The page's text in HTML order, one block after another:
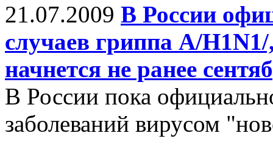
21.07.2009 В России
случаев гриппа А/
начнется не ранее
В России пока
заболеваний вирусом